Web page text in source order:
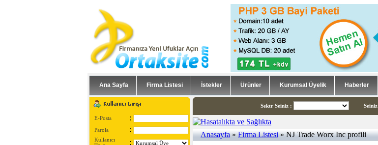
Ana Sayfa Firma Listesi İstekler Ürünler Kurumsal Üyelik Haberler
E-Posta :
Parola :
Kullanıcı
:
Sektr Seiniz : Seiniz
Anasayfa»Firma Listesi» NJ Trade Worx Inc profili